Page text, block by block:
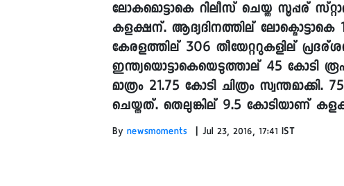
ലോകമൊട്ടാകെ റിലീസ് ചെയ്ത സൂപ്പര്
കളക്ഷന്. ആദ്യദിനത്തില്
കേരളത്തില് 306 തീയേറ്ററുകളില്
ഇന്ത്യയൊട്ടാകെയെടുത്താല് 45 കോടി
മാത്രം 21.75 കോടി ചിത്രം സ്വന്തമാക്കി.
ചെയ്തത്. തെലുങ്കില് 9.5 കോടിയാണ്
By newsmoments | Jul 23, 2016, 17:41 IST